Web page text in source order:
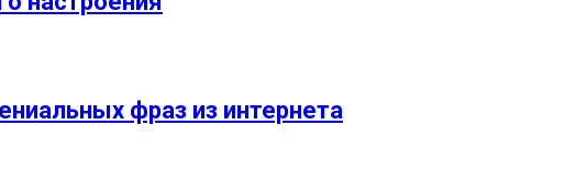
фраз из интернета